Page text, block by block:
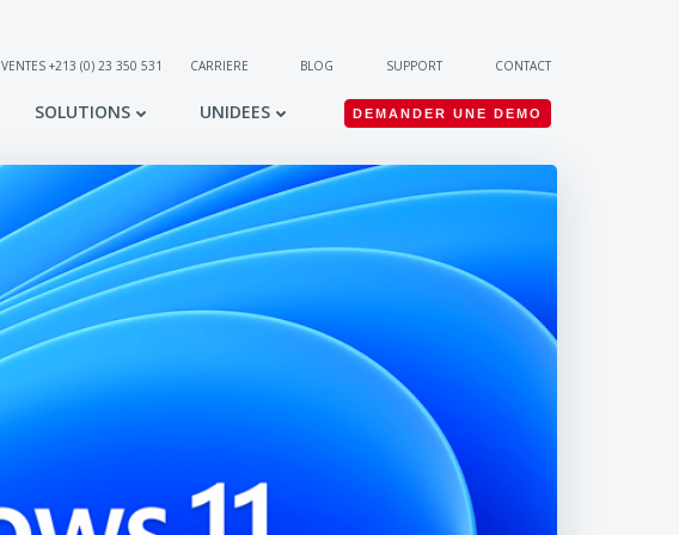
VENTES +213 (0) 23 350 531 CARRIERE BLOG SUPPORT CONTACT
SOLUTIONS UNIDEES DEMANDER UNE DEMO